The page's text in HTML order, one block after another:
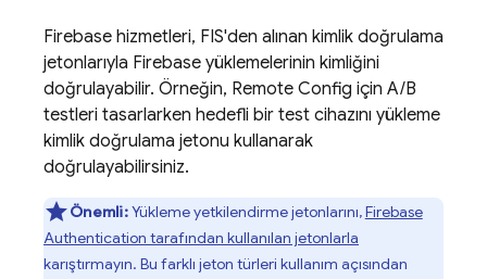
Firebase hizmetleri, FIS'den alınan kimlik doğrulama
jetonlarıyla Firebase yüklemelerinin kimliğini
doğrulayabilir. Örneğin, Remote Config için A/B
testleri tasarlarken hedefli bir test cihazını yükleme
kimlik doğrulama jetonu kullanarak
doğrulayabilirsiniz.
Önemli:Yükleme yetkilendirme jetonlarını,Firebase
Authentication tarafından kullanılan jetonlarla
karıştırmayın. Bu farklı jeton türleri kullanım açısından